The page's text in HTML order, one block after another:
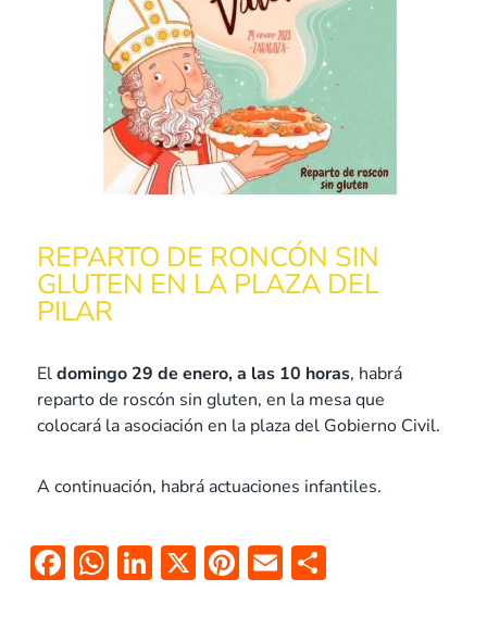
REPARTO DE RONCÓN SIN
GLUTEN EN LA PLAZA DEL
PILAR
Eldomingo 29 de enero, a las 10 horas, habrá
reparto de roscón sin gluten, en la mesa que
colocará la asociación en la plaza del Gobierno Civil.
A continuación, habrá actuaciones infantiles.
F W Li X Pi E